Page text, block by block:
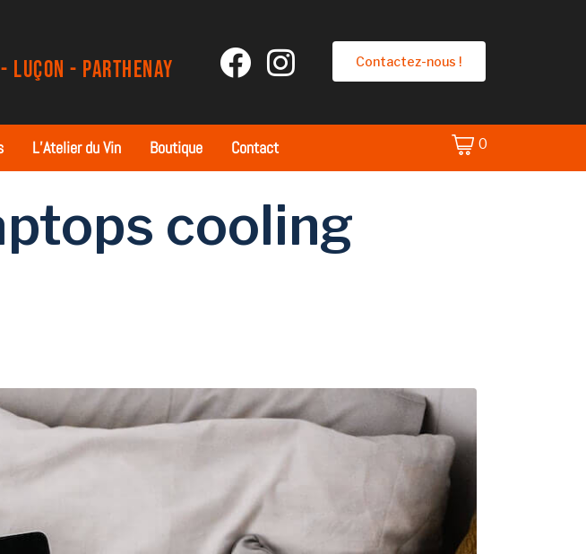
LUÇON - PARTHENAY Contactez-nous !
L’Atelier du Vin Boutique Contact 0
cooling